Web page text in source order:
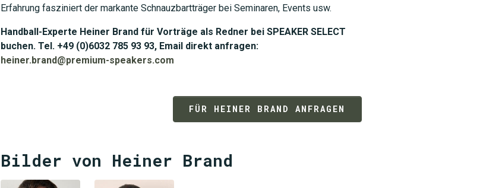
Erfahrung fasziniert der markante Schnauzbartträger bei Seminaren, Events usw.
Handball-Experte Heiner Brand für Vorträge als Redner bei SPEAKER SELECT
buchen. Tel. +49 (0)6032 785 93 93, Email direkt anfragen:
heiner.brand@premium-speakers.com
FÜR HEINER BRAND ANFRAGEN
Bilder von Heiner Brand